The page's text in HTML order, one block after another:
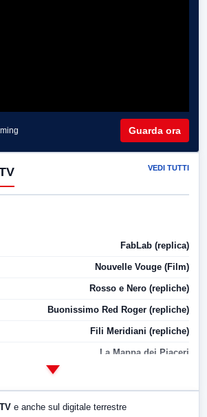
Guarda ora
VEDI TUTTI
FabLab (replica)
Nouvelle Vouge (Film)
Rosso e Nero (repliche)
Buonissimo Red Roger (repliche)
Fili Meridiani (repliche)
La Mappa dei Piaceri
e anche sul digitale terrestre